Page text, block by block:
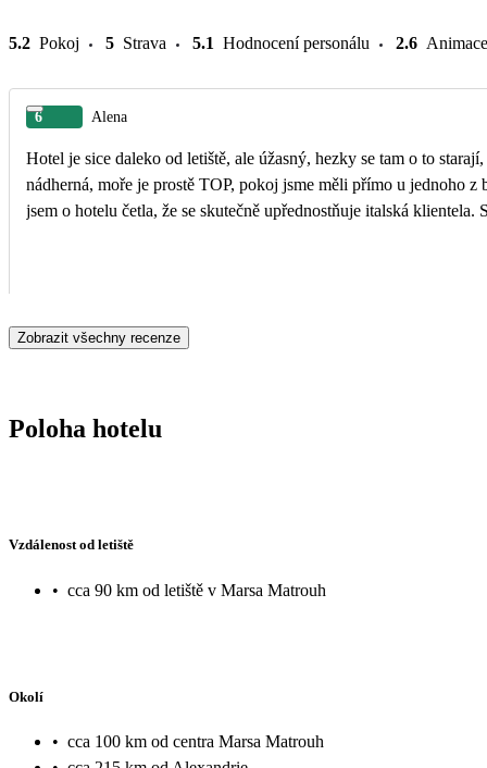
5.2 Pokoj 5 Strava 5.1 Hodnocení personálu 2.6 Animace
6 Alena
Hotel je sice daleko od letiště, ale úžasný, hezky se tam o to
nádherná, moře je prostě TOP, pokoj jsme měli přímo u jednoho
jsem o hotelu četla, že se skutečně upřednostňuje italská
Zobrazit všechny recenze
Poloha hotelu
Vzdálenost od letiště
• cca 90 km od letiště v Marsa Matrouh
Okolí
• cca 100 km od centra Marsa Matrouh